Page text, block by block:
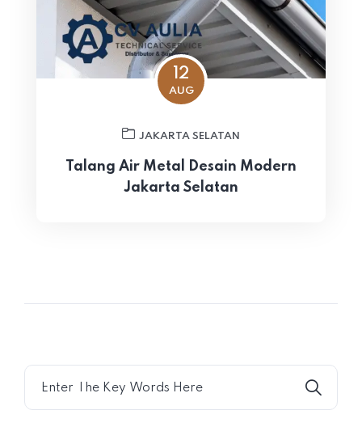
12
AUG
JAKARTA SELATAN
Talang Air Metal Desain Modern
Jakarta Selatan